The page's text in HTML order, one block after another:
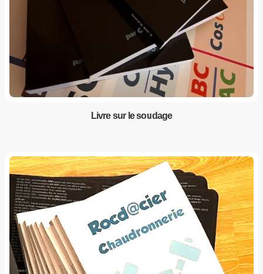
Livre sur le soudage